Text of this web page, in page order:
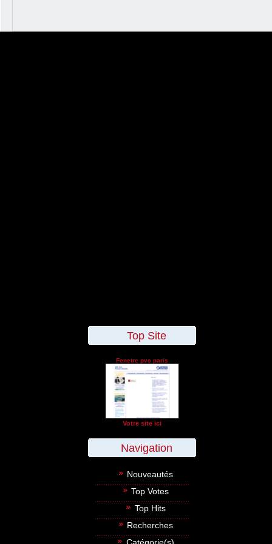
Top Site
Fenetre pvc paris
Votre site ici
Navigation
Nouveautés
Top Votes
Top Hits
Recherches